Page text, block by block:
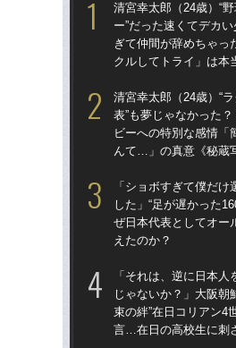
清宮幸太郎（24歳）“
ー”だった速くてデカ
ぎて仲間が辞めちゃっ
クルしてトライ」は本
清宮幸太郎（24歳）“
表”も夢じゃなかった
ビーへの特別な感情「
んて…」の真意《秘蔵
「ショボすぎて僕だ
した」“足が遅かった
ぜ日本代表としてオー
えたのか？
「それは、逆に日本
じゃないか？」大阪朝
束の絆”在日コリアン4
言…在日の高校生に刺